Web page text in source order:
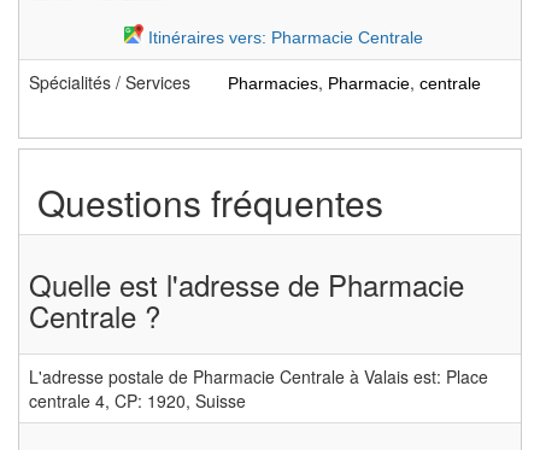
Itinéraires vers: Pharmacie Centrale
Spécialités / Services Pharmacies, Pharmacie, centrale
Questions fréquentes
Quelle est l'adresse de Pharmacie
Centrale ?
L'adresse postale de Pharmacie Centrale à Valais est: Place
centrale 4, CP: 1920, Suisse